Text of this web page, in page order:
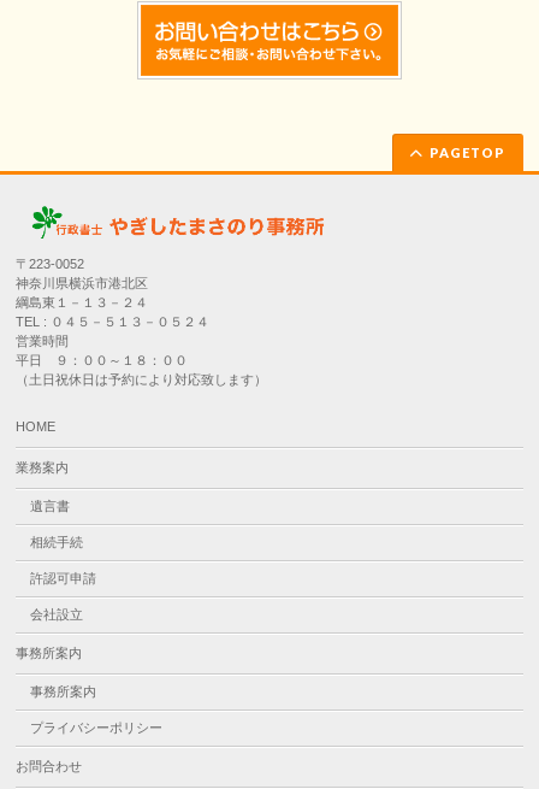
PAGETOP
〒223-0052
神奈川県横浜市港北区
綱島東１－１３－２４
TEL : ０４５－５１３－０５２４
営業時間
平日 ９：００～１８：００
（土日祝休日は予約により対応致します）
HOME
業務案内
遺言書
相続手続
許認可申請
会社設立
事務所案内
事務所案内
プライバシーポリシー
お問合わせ